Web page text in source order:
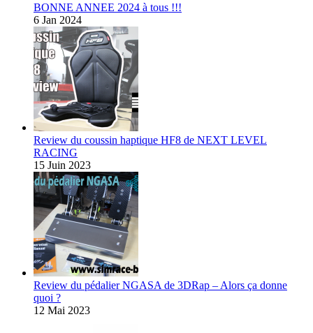
BONNE ANNEE 2024 à tous !!!
6 Jan 2024
Review du coussin haptique HF8 de NEXT LEVEL
RACING
15 Juin 2023
Review du pédalier NGASA de 3DRap – Alors ça donne
quoi ?
12 Mai 2023